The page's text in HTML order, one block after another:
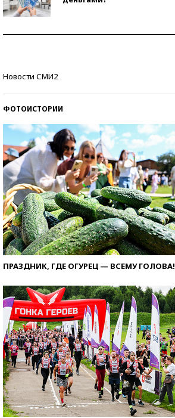
Новости СМИ2
ФОТОИСТОРИИ
ПРАЗДНИК, ГДЕ ОГУРЕЦ — ВСЕМУ ГОЛОВА!